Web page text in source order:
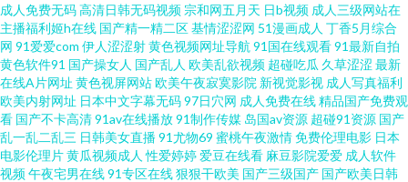
黄色片中国 久久精品日韩久久 美女电影 久久不射网站 狠狠撸夜夜操 国产另
类在线观看 精品韩日 伊人成人成人网站 超碰97久草 91精品豆花 福利导航亚
洲 欧美成人资源 91国产人妖 韩日二三区不卡 欧美性爱熟女 五月婷色欲 www
一区 欧美人成精品 91涩涩视频 超碰97免费 久热中文 色宅男宅女91 午夜超碰
成人免费无码高清日韩无码视频 宗和网五月天 日b视频 成人三级网站在
主播福利姬h在线 国产精一精二区基情涩涩网 51漫画成人 丁香5月综合
网 91爱爱com 伊人涩涩射黄色视频网址导航 91国在线观看91最新自拍
黄色软件91 国产操女人 国产乱人 欧美乱欲视频 超碰吃瓜 久草涩涩 最新
在线A片网址 黄色视屏网站欧美午夜寂寞影院 新视觉影视 成人写真福利
欧美内射网址 日本中文字幕无码97日穴网 成人免费在线精品国产免费观
看 国产不卡高清91av在线播放91制作传媒 岛国av资源 超碰91资源 国产
乱一乱二乱三 日韩美女直播91尤物69 蜜桃午夜激情免费伦理电影 日本
电影伦理片黄瓜视频成人 性爱婷婷爱豆在线看 麻豆影院爱爱 成人软件
视频午夜宅男在线91专区在线狠狠干欧美 国产三级国产 国产欧美日韩